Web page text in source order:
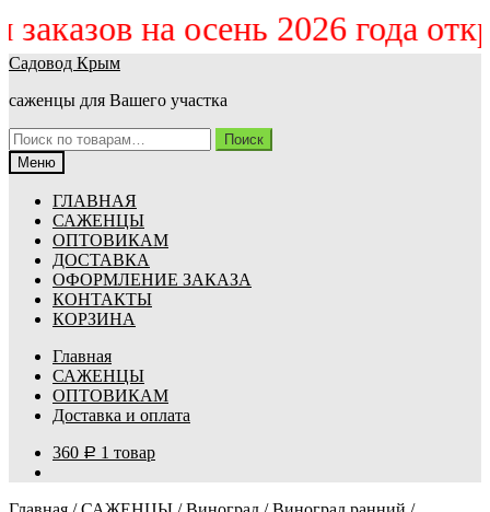
заказов на осень 2026 года
Перейти
навигации
Перейти
содержимому
Садовод Крым
саженцы для Вашего участка
Искать:
Поиск
Меню
ГЛАВНАЯ
САЖЕНЦЫ
ОПТОВИКАМ
ДОСТАВКА
ОФОРМЛЕНИЕ ЗАКАЗА
КОНТАКТЫ
КОРЗИНА
Главная
САЖЕНЦЫ
ОПТОВИКАМ
Доставка и оплата
360 Р 1 товар